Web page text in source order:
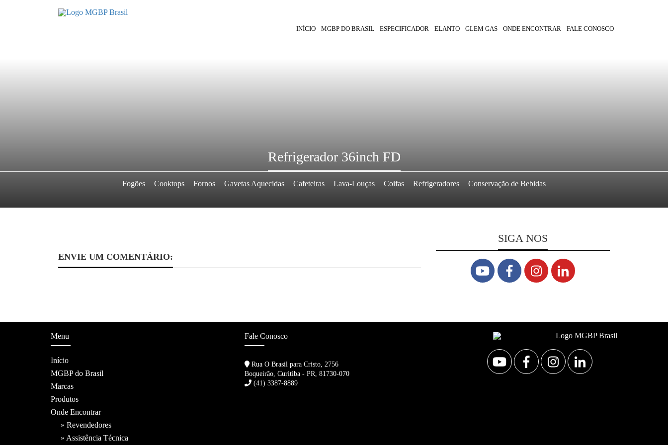
INÍCIO MGBP DO BRASIL ESPECIFICADOR ELANTO GLEM GAS ONDE ENCONTRAR FALE CONOSCO
Refrigerador 36inch FD
Fogões Cooktops Fornos Gavetas Aquecidas Cafeteiras Lava-Louças Coifas Refrigeradores Conservação de Bebidas
ENVIE UM COMENTÁRIO:
SIGA NOS
Menu
Início
MGBP do Brasil
Marcas
Produtos
Onde Encontrar
» Revendedores
» Assistência Técnica
Fale Conosco
Rua O Brasil para Cristo, 2756
Boqueirão, Curitiba - PR, 81730-070
(41) 3387-8889